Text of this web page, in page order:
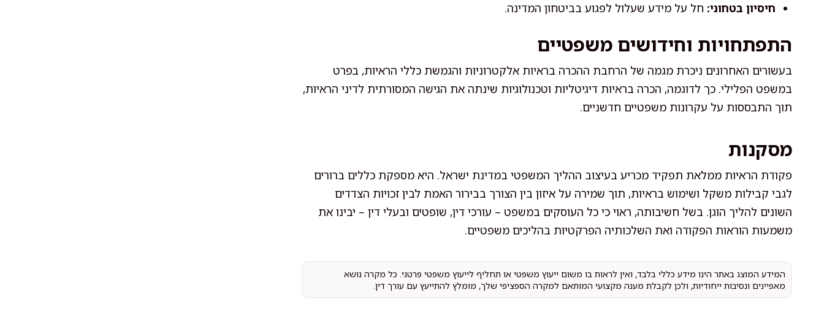
חיסיון בטחוני: חל על מידע שעלול לפגוע בביטחון המדינה.
התפתחויות וחידושים משפטיים
בעשורים האחרונים ניכרת מגמה של הרחבת ההכרה בראיות אלקטרוניות והגמשת כללי הראיות, בפרט
במשפט הפלילי. כך לדוגמה, הכרה בראיות דיגיטליות וטכנולוגיות שינתה את הגישה המסורתית לדיני הראיות,
תוך התבססות על עקרונות משפטיים חדשניים.
מסקנות
פקודת הראיות ממלאת תפקיד מכריע בעיצוב ההליך המשפטי במדינת ישראל. היא מספקת כללים ברורים
לגבי קבילות משקל ושימוש בראיות, תוך שמירה על איזון בין הצורך בבירור האמת לבין זכויות הצדדים
השונים להליך הוגן. בשל חשיבותה, ראוי כי כל העוסקים במשפט – עורכי דין, שופטים ובעלי דין – יבינו את
משמעות הוראות הפקודה ואת השלכותיה הפרקטיות בהליכים משפטיים.
המידע המוצג באתר הינו מידע כללי בלבד, ואין לראות בו משום ייעוץ משפטי או תחליף לייעוץ משפטי פרטני. כל מקרה נושא
מאפיינים ונסיבות ייחודיות, ולכן לקבלת מענה מקצועי המותאם למקרה הספציפי שלך, מומלץ להתייעץ עם עורך דין.